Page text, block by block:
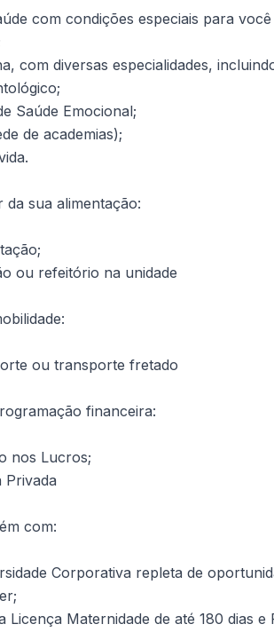
com condições especiais para você
com diversas especialidades,
Saúde Emocional;
de academias);
da sua alimentação:
ou refeitório na unidade
ou transporte fretado
financeira:
nos Lucros;
Privada
com:
Corporativa repleta de
Licença Maternidade de até 180 dias e